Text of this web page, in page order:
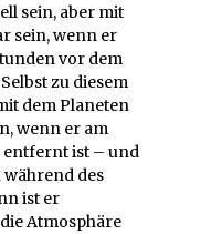
sein, aber mit
sein, wenn er
vor dem
zu diesem
dem Planeten
wenn er am
entfernt ist – und
des
ist er
Atmosphäre